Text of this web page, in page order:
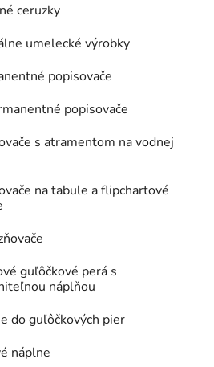
ceruzky
umelecké výrobky
popisovače
popisovače
s atramentom na vodnej
na tabule a flipchartové
guľôčkové perá s
náplňou
do guľôčkových pier
náplne